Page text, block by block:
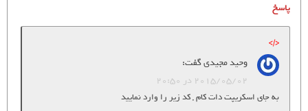
پاسخ
وحید مجیدیگفت:
2015/05/02 در 20:50
به جای اسکریپت دات کام , کد زیر را وارد نمایید